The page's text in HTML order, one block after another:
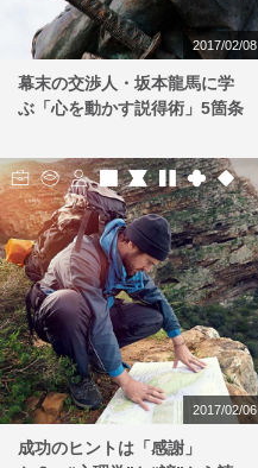
2017/02/08
幕末の交渉人・坂本龍馬に学
ぶ「心を動かす説得術」5箇条
2017/02/06
成功のヒントは「感謝」